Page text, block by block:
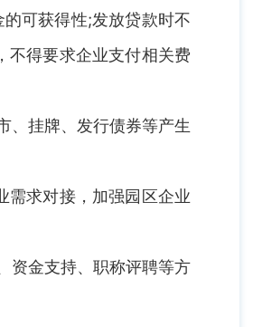
可获得性;发放贷款时不
不得要求企业支付相关费
、挂牌、发行债券等产生
需求对接，加强园区企业
资金支持、职称评聘等方